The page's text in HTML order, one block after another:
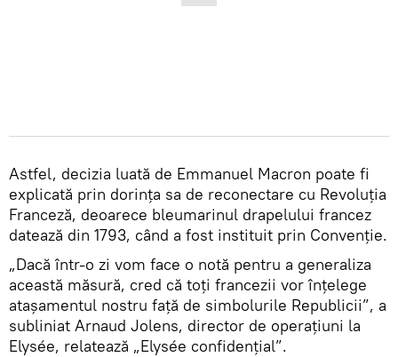
Astfel, decizia luată de Emmanuel Macron poate fi
explicată prin dorința sa de reconectare cu Revoluția
Franceză, deoarece bleumarinul drapelului francez
datează din 1793, când a fost instituit prin Convenție.
„Dacă într-o zi vom face o notă pentru a generaliza
această măsură, cred că toți francezii vor înțelege
atașamentul nostru față de simbolurile Republicii”, a
subliniat Arnaud Jolens, director de operațiuni la
Elysée, relatează „Elysée confidențial”.